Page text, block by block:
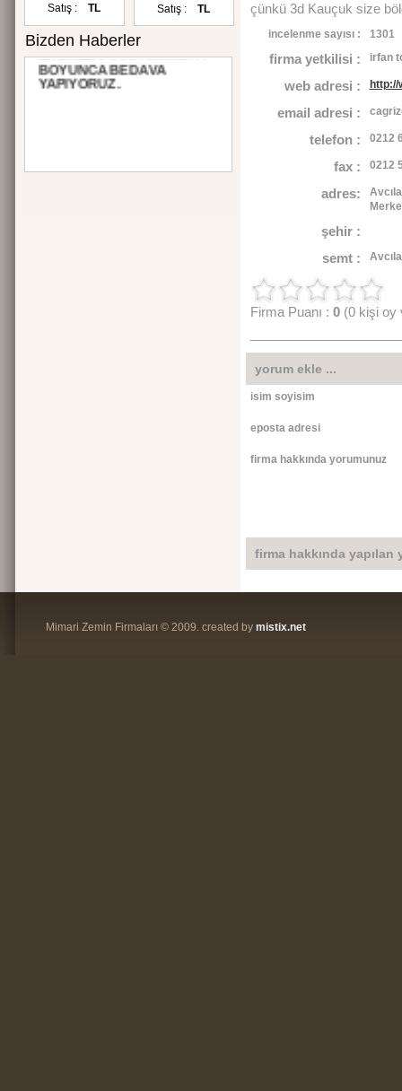
Satış :
TL
Satış :
TL
Bizden Haberler
BOYUNCA BEDAVA
YAPIYORUZ.
çünkü 3d Kauçuk size
incelenme sayısı : 1301
firma yetkilisi : irfan
web adresi : http://
email adresi :
telefon : 0212
fax : 0212
adres:
şehir :
semt :
Firma Puanı : 0(0 kişi oy
yorum ekle ...
isim soyisim
eposta adresi
firma hakkında yorumunuz
firma hakkında yapılan
Mimari Zemin Firmaları © 2009. created by mistix.net